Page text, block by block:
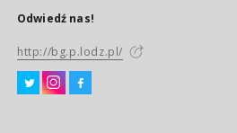
Odwiedź nas!
http://bg.p.lodz.pl/